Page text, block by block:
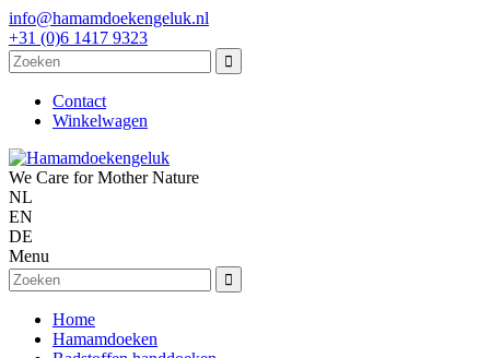
info@hamamdoekengeluk.nl
+31 (0)6 1417 9323
Contact
Winkelwagen
We Care for Mother Nature
NL
EN
DE
Menu
Home
Hamamdoeken